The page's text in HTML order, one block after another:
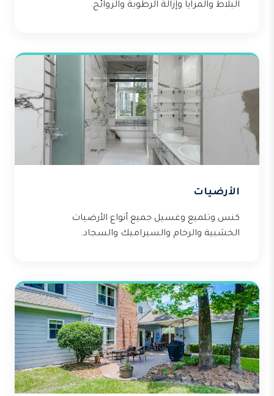
البلاط والمرايا وإزالة الرطوبة والروائح.
الأرضيات
كنس وتلميع وغسيل جميع أنواع الأرضيات
الخشبية والرخام والسيراميك والسجاد.